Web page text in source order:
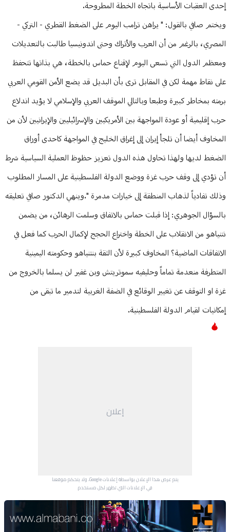
إحدى العقبات الأساسية باتجاه الخطة المطروحة.
ويختم صافي بالقول: " يراهن ترامب اليوم على الضغط القطري - التركي -
المصري، بالرغم من أن العرب والأتراك وحتى اندونيسيا طالبت بالتعديلات
ومعظم الدول التي تسعى اليوم لإقناع حماس بالخطة، هي بذاتها تتحفظ
على نقاط مهمة لكن في المقابل ترى بأن البديل قد يضع الأمن القومي العربي
برمته بمخاطر كبيرة وطبعا وبالتالي الموقف العربي والإسلامي لا يؤيد اندلاع
حرب إقليمية أو عودة المواجهة بين الأمريكيين والإسرائيليين والإيرانيين لأن من
المخاوف أيضا أن تلجأ إيران إلى إغراق الخليج في المواجهة كاحدى أوراق
الضغط لديها ولهذا تحاول هذه الدول تعزيز حظوظ العملية السياسية شرط
أن تؤدي إلى وقف حرب غزة ووضع الدولة الفلسطينية على المسار المطلوب
وذلك تفادياً لذهاب المنطقة إلى خيارات مدمرة ".وينهي الدكتور صافي تعليقه
بالسؤال الجوهري: إذا قبلت حماس بالاتفاق وسلمت الرهائن، من يضمن
نتنياهو من الانقلاب على الخطة واختراع الحجج لإكمال الحرب كما فعل في
الاتفاقات الماضية؟ المخاوف كبيرة لأن الثقة بنتنياهو وحكومته اليمينية
المتطرفة منعدمة تماماً وحليفيه سموتريتش وبن غفير لن يسلما بالخروج من
غزة او التوقف عن تغيير الوقائع في الضفة الغربية لتدمير ما تبقى من
إمكانيات لقيام الدولة الفلسطينية.
إعلان
يتم عرض هذا الإعلان بواسطة إعلانات Google، ولا يتحكم موقعنا
في الإعلانات التي تظهر لكل مستخدم.
Advertisement Section